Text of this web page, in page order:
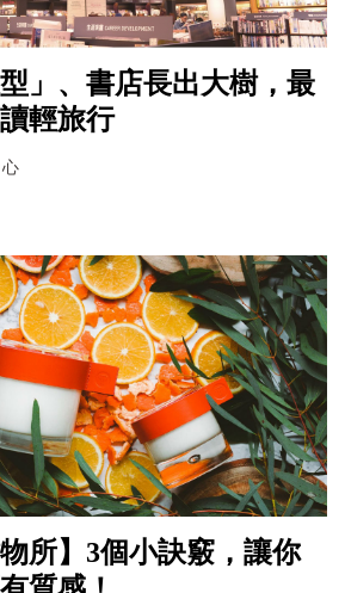
」、書店長出大樹，最
輕旅行
物所】3個小訣竅，讓你